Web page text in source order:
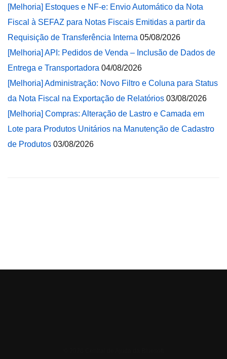
[Melhoria] Estoques e NF-e: Envio Automático da Nota
Fiscal à SEFAZ para Notas Fiscais Emitidas a partir da
Requisição de Transferência Interna 05/08/2026
[Melhoria] API: Pedidos de Venda – Inclusão de Dados de
Entrega e Transportadora 04/08/2026
[Melhoria] Administração: Novo Filtro e Coluna para Status
da Nota Fiscal na Exportação de Relatórios 03/08/2026
[Melhoria] Compras: Alteração de Lastro e Camada em
Lote para Produtos Unitários na Manutenção de Cadastro
de Produtos 03/08/2026